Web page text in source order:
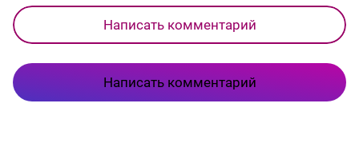
Написать комментарий
Написать комментарий